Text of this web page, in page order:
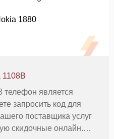
1880
1108B
телефон является
запросить код для
поставщика услуг
скидочные онлайн.